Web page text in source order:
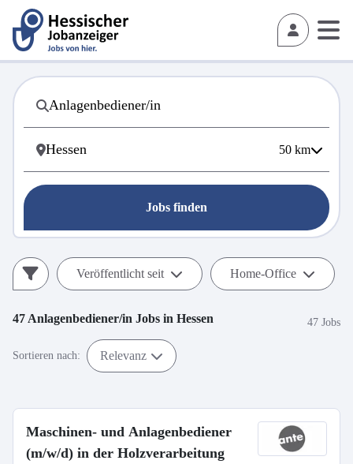
50 km
Jobs finden
Veröffentlicht seit Home-Office
47 Anlagenbediener/in Jobs in Hessen 47 Jobs
Sortieren nach: Relevanz
Maschinen- und Anlagenbediener
(m/w/d) in der Holzverarbeitung